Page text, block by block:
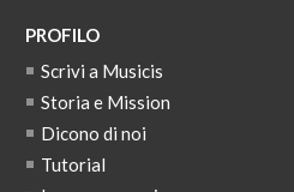
PROFILO
Scrivi a Musicis
Storia e Mission
Dicono di noi
Tutorial